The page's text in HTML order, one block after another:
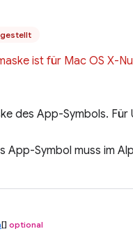
ist für Mac OS X-
des App-Symbols.
App-Symbol muss im
[] optional